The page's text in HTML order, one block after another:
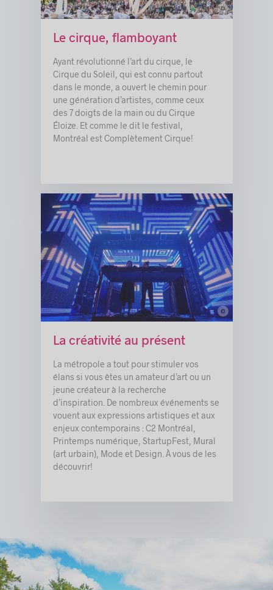
c
Le cirque, flamboyant
Ayant révolutionné l’art du cirque, le
Cirque du Soleil, qui est connu partout
dans le monde, a ouvert le chemin pour
une génération d’artistes, comme ceux
des 7 doigts de la main ou du Cirque
Éloize. Et comme le dit le festival,
Montréal est Complètement Cirque!
c
La créativité au présent
La métropole a tout pour stimuler vos
élans si vous êtes un amateur d’art ou un
jeune créateur à la recherche
d’inspiration. De nombreux événements se
vouent aux expressions artistiques et aux
enjeux contemporains : C2 Montréal,
Printemps numérique, StartupFest, Mural
(art urbain), Mode et Design. À vous de les
découvrir!